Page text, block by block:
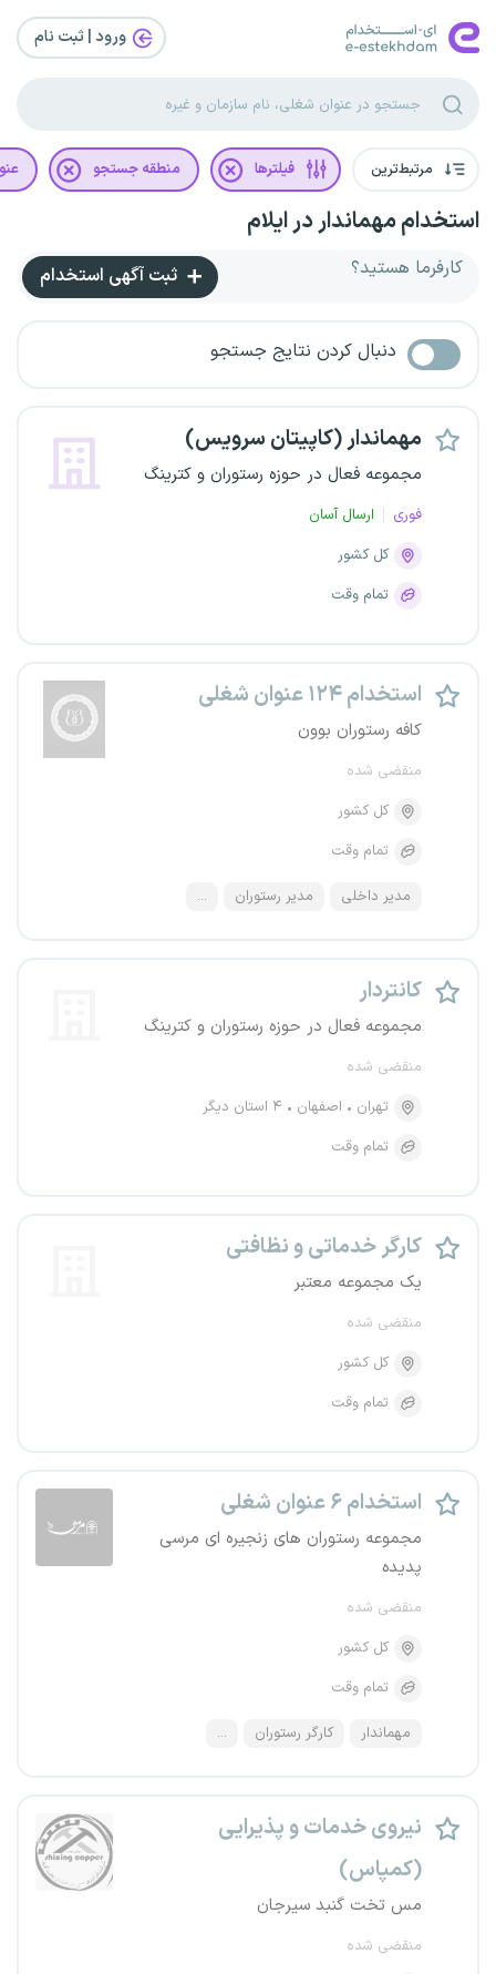
ورود | ثبت‌ نام
مرتبط‌ترین فیلترها منطقه جستجو
استخدام مهماندار در ایلام
کارفرما هستید؟ ثبت آگهی استخدام
دنبال کردن نتایج جستجو
مهماندار (کاپیتان سرویس)
مجموعه فعال در حوزه رستوران و کترینگ
فوری
ارسال آسان
کل کشور
تمام وقت
استخدام ۱۲۴ عنوان شغلی
کافه رستوران بوون
منقضی شده
کل کشور
تمام وقت
مدیر داخلی مدیر رستوران ...
کانتر‌دار
مجموعه فعال در حوزه رستوران و کترینگ
منقضی شده
تهران
اصفهان
۴ استان دیگر
تمام وقت
کارگر خدماتی و نظافتی
یک مجموعه معتبر
منقضی شده
کل کشور
تمام وقت
استخدام ۶ عنوان شغلی
مجموعه رستوران های زنجیره ای مرسی
پدیده
منقضی شده
کل کشور
تمام وقت
مهماندار کارگر رستوران ...
نیروی خدمات و پذیرایی
(کمپاس)
مس تخت گنبد سیرجان
منقضی شده